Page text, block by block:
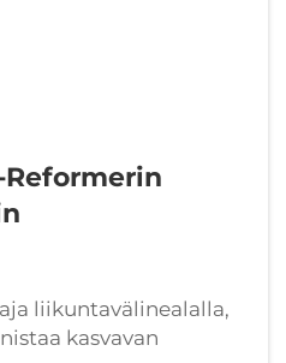
liikuntavälinealalla,
kasvavan